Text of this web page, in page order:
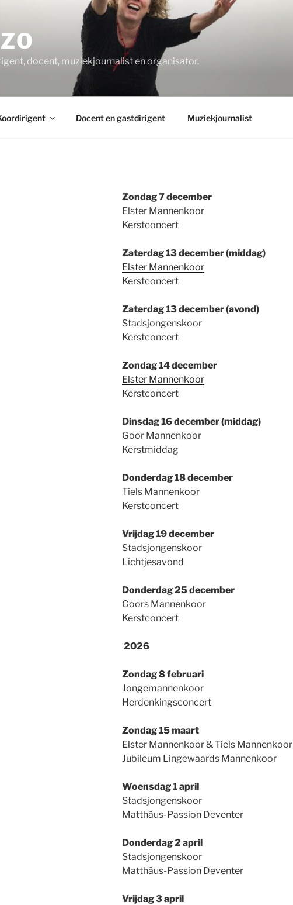
docent, muziekjournalist en organisator.
Docent en gastdirigent Muziekjournalist
Zondag 7 december
Elster Mannenkoor
Kerstconcert
Zaterdag 13 december (middag)
Elster Mannenkoor
Kerstconcert
Zaterdag 13 december (avond)
Stadsjongenskoor
Kerstconcert
Zondag 14 december
Elster Mannenkoor
Kerstconcert
Dinsdag 16 december (middag)
Goor Mannenkoor
Kerstmiddag
Donderdag 18 december
Tiels Mannenkoor
Kerstconcert
Vrijdag 19 december
Stadsjongenskoor
Lichtjesavond
Donderdag 25 december
Goors Mannenkoor
Kerstconcert
2026
Zondag 8 februari
Jongemannenkoor
Herdenkingsconcert
Zondag 15 maart
Elster Mannenkoor & Tiels Mannenkoor
Jubileum Lingewaards Mannenkoor
Woensdag 1 april
Stadsjongenskoor
Matthäus-Passion Deventer
Donderdag 2 april
Stadsjongenskoor
Matthäus-Passion Deventer
Vrijdag 3 april